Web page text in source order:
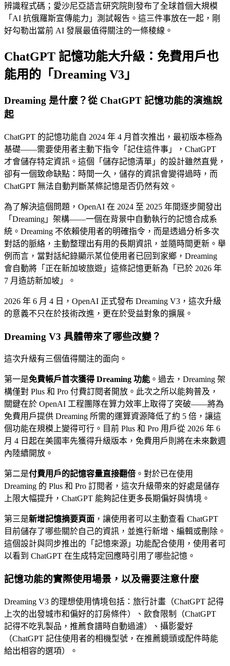
辨識程式碼；愛沙尼亞語言研究院則發布了全球首個大規模
「AI 抗俄羅斯宣傳能力」測試報告。這三件事放在一起，剛
好勾勒出當前 AI 發展最值得關注的一條稜線。
ChatGPT 記憶功能大升級：免費用戶也
能用的「Dreaming V3」
Dreaming 是什麼？從 ChatGPT 記憶功能的演進說
起
ChatGPT 的記憶功能自 2024 年 4 月首次推出，最初版本極為
基礎——需要使用者主動下指令「記住這件事」，ChatGPT
才會儲存特定資訊。這個「儲存記憶清單」的設計雖然直覺，
卻有一個致命缺點：時間一久，儲存的資訊會變得過時，而
ChatGPT 無法自動判斷某條記憶是否仍然有效。
為了解決這個問題，OpenAI 在 2024 至 2025 年間逐步開發出
「Dreaming」架構——一個在背景中自動執行的記憶合成系
統。Dreaming 不依賴使用者的明確指令，而是透過分析多次
對話的脈絡，主動整理出有用的長期資訊，並隨時間更新。舉
例而言，當對話紀錄顯示某位使用者已回到家鄉，Dreaming
會自動將「正在新加坡旅遊」這條記憶更新為「已於 2026 年
7 月造訪新加坡」。
2026 年 6 月 4 日，OpenAI 正式發布 Dreaming V3，這次升級
的意義不只在於技術改進，更在於受益對象的擴展。
Dreaming V3 具體帶來了哪些改變？
這次升級有三個值得關注的面向。
第一是免費帳戶首次獲得 Dreaming 功能 。過去，Dreaming 架
構僅對 Plus 和 Pro 付費訂閱者開放。此次之所以能夠普及，
關鍵在於 OpenAI 工程團隊在算力效率上取得了突破——將為
免費用戶提供 Dreaming 所需的運算資源降低了約 5 倍，讓這
個功能在規模上變得可行。目前 Plus 和 Pro 用戶從 2026 年 6
月 4 日起在美國率先獲得升級版本，免費用戶則將在未來數週
內陸續開放。
第二是付費用戶的記憶容量直接翻倍 。對於已在使用
Dreaming 的 Plus 和 Pro 訂閱者，這次升級帶來的好處是儲存
上限大幅提升，ChatGPT 能夠記住更多長期偏好與情境。
第三是新增記憶摘要頁面 ，讓使用者可以主動查看 ChatGPT
目前儲存了哪些關於自己的資訊，並進行新增、編輯或刪除。
這個設計與同步推出的「記憶來源」功能配合使用，使用者可
以看到 ChatGPT 在生成特定回應時引用了哪些記憶。
記憶功能的實際使用場景，以及需要注意什麼
Dreaming V3 的理想使用情境包括：旅行計畫（ChatGPT 記得
上次的出發城市和偏好的訂房條件）、飲食限制（ChatGPT
記得不吃乳製品，推薦食譜時自動過濾）、攝影愛好
（ChatGPT 記住使用者的相機型號，在推薦鏡頭或配件時能
給出相容的選項）。